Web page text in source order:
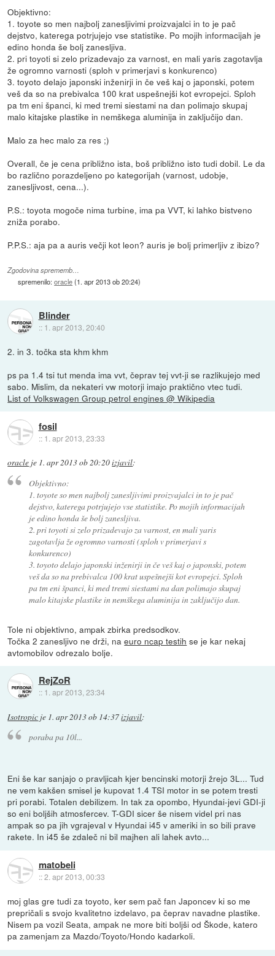
Objektivno:
1. toyote so men najbolj zanesljivimi proizvajalci in to je pač
dejstvo, katerega potrjujejo vse statistike. Po mojih informacijah je
edino honda še bolj zanesljiva.
2. pri toyoti si zelo prizadevajo za varnost, en mali yaris zagotavlja
že ogromno varnosti (sploh v primerjavi s konkurenco)
3. toyoto delajo japonski inženirji in če veš kaj o japonski, potem
veš da so na prebivalca 100 krat uspešnejši kot evropejci. Sploh
pa tm eni španci, ki med tremi siestami na dan polimajo skupaj
malo kitajske plastike in nemškega aluminija in zaključijo dan.
Malo za hec malo za res ;)
Overall, če je cena približno ista, boš približno isto tudi dobil. Le da
bo različno porazdeljeno po kategorijah (varnost, udobje,
zanesljivost, cena...).
P.S.: toyota mogoče nima turbine, ima pa VVT, ki lahko bistveno
zniža porabo.
P.P.S.: aja pa a auris večji kot leon? auris je bolj primerljiv z ibizo?
Zgodovina sprememb…
spremenilo:oracle(1. apr 2013 ob 20:24)
Blinder
:: 1. apr 2013, 20:40
2. in 3. točka sta khm khm
ps pa 1.4 tsi tut menda ima vvt, čeprav tej vvt-ji se razlikujejo med
sabo. Mislim, da nekateri vw motorji imajo praktično vtec tudi.
List of Volkswagen Group petrol engines @ Wikipedia
fosil
:: 1. apr 2013, 23:33
oracle je 1. apr 2013 ob 20:20izjavil:
Objektivno:
1. toyote so men najbolj zanesljivimi proizvajalci in to je pač
dejstvo, katerega potrjujejo vse statistike. Po mojih informacijah
je edino honda še bolj zanesljiva.
2. pri toyoti si zelo prizadevajo za varnost, en mali yaris
zagotavlja že ogromno varnosti (sploh v primerjavi s
konkurenco)
3. toyoto delajo japonski inženirji in če veš kaj o japonski, potem
veš da so na prebivalca 100 krat uspešnejši kot evropejci. Sploh
pa tm eni španci, ki med tremi siestami na dan polimajo skupaj
malo kitajske plastike in nemškega aluminija in zaključijo dan.
Tole ni objektivno, ampak zbirka predsodkov.
Točka 2 zanesljivo ne drži, naeuro ncap testih se je kar nekaj
avtomobilov odrezalo bolje.
RejZoR
:: 1. apr 2013, 23:34
Isotropic je 1. apr 2013 ob 14:37izjavil:
poraba pa 10l...
Eni še kar sanjajo o pravljicah kjer bencinski motorji žrejo 3L... Tud
ne vem kakšen smisel je kupovat 1.4 TSI motor in se potem tresti
pri porabi. Totalen debilizem. In tak za opombo, Hyundai-jevi GDI-ji
so eni boljših atmosfercev. T-GDI sicer še nisem videl pri nas
ampak so pa jih vgrajeval v Hyundai i45 v ameriki in so bili prave
rakete. In i45 še zdaleč ni bil majhen ali lahek avto...
matobeli
::2. apr 2013, 00:33
moj glas gre tudi za toyoto, ker sem pač fan Japoncev ki so me
prepričali s svojo kvalitetno izdelavo, pa čeprav navadne plastike.
Nisem pa vozil Seata, ampak ne more biti boljši od Škode, katero
pa zamenjam za Mazdo/Toyoto/Hondo kadarkoli.